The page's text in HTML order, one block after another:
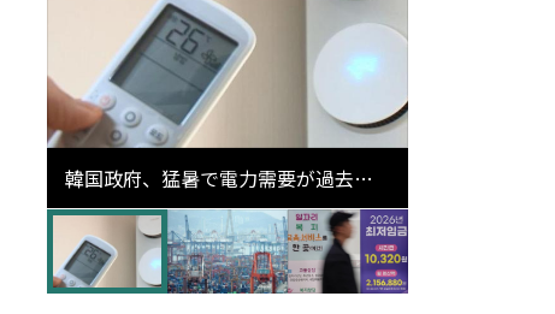
韓国政府、猛暑で電力需要が過去最
高更新の可能性に需給対応体制を点
検